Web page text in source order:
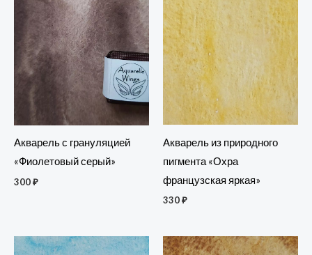
Акварель с грануляцией
«Фиолетовый серый»
300₽
Акварель из природного
пигмента «Охра
французская яркая»
330₽